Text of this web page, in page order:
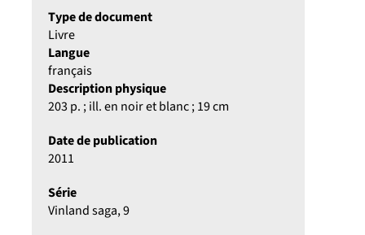
Type de document
Livre
Langue
français
Description physique
203 p. ; ill. en noir et blanc ; 19 cm
Date de publication
2011
Série
Vinland saga, 9